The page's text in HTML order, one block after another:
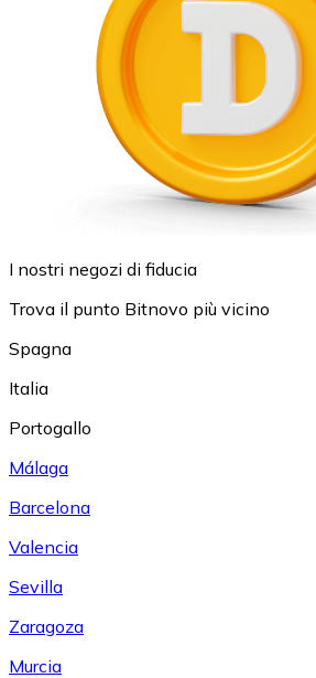
I nostri negozi di fiducia
Trova il punto Bitnovo più vicino
Spagna
Italia
Portogallo
Málaga
Barcelona
Valencia
Sevilla
Zaragoza
Murcia